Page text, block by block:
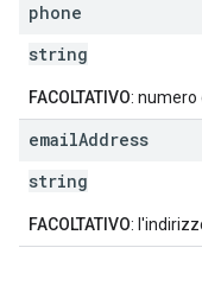
phone
string
FACOLTATIVO: numero
emailAddress
string
FACOLTATIVO: